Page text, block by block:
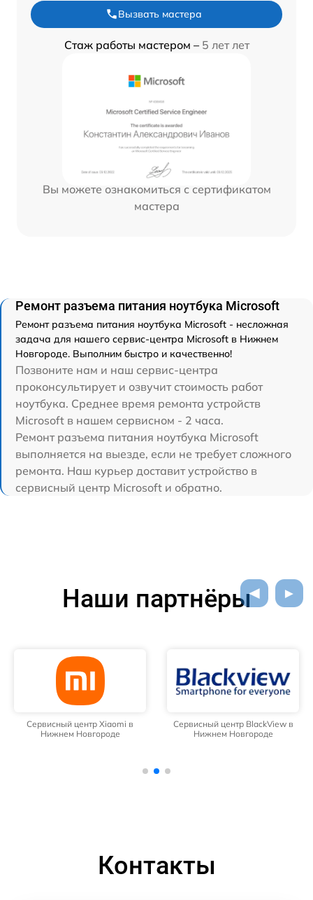
Вызвать мастера
Стаж работы мастером – 5 лет лет
Вы можете ознакомиться с сертификатом
мастера
Ремонт разъема питания ноутбука Microsoft
Ремонт разъема питания ноутбука Microsoft - несложная
задача для нашего сервис-центра Microsoft в Нижнем
Новгороде. Выполним быстро и качественно!
Позвоните нам и наш сервис-центра
проконсультирует и озвучит стоимость работ
ноутбука. Среднее время ремонта устройств
Microsoft в нашем сервисном - 2 часа.
Ремонт разъема питания ноутбука Microsoft
выполняется на выезде, если не требует сложного
ремонта. Наш курьер доставит устройство в
сервисный центр Microsoft и обратно.
Наши партнёры
Сервисный центр Xiaomi в
Нижнем Новгороде
Сервисный центр BlackView в
Нижнем Новгороде
Контакты